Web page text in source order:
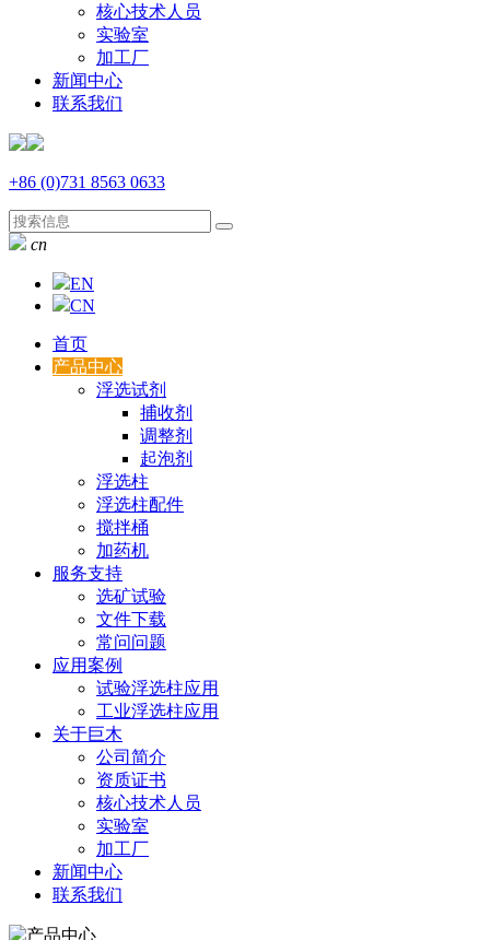
核心技术人员
实验室
加工厂
新闻中心
联系我们
+86 (0)731 8563 0633
cn
EN
CN
首页
产品中心
浮选试剂
捕收剂
调整剂
起泡剂
浮选柱
浮选柱配件
搅拌桶
加药机
服务支持
选矿试验
文件下载
常问问题
应用案例
试验浮选柱应用
工业浮选柱应用
关于巨木
公司简介
资质证书
核心技术人员
实验室
加工厂
新闻中心
联系我们